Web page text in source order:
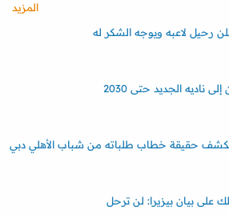
المزيد
رحيل لاعبه ويوجه الشكر له
ناديه الجديد حتى 2030
حقيقة خطاب طلباته من شباب الأهلي دبي
على بيان بيزيرا: لن ترحل